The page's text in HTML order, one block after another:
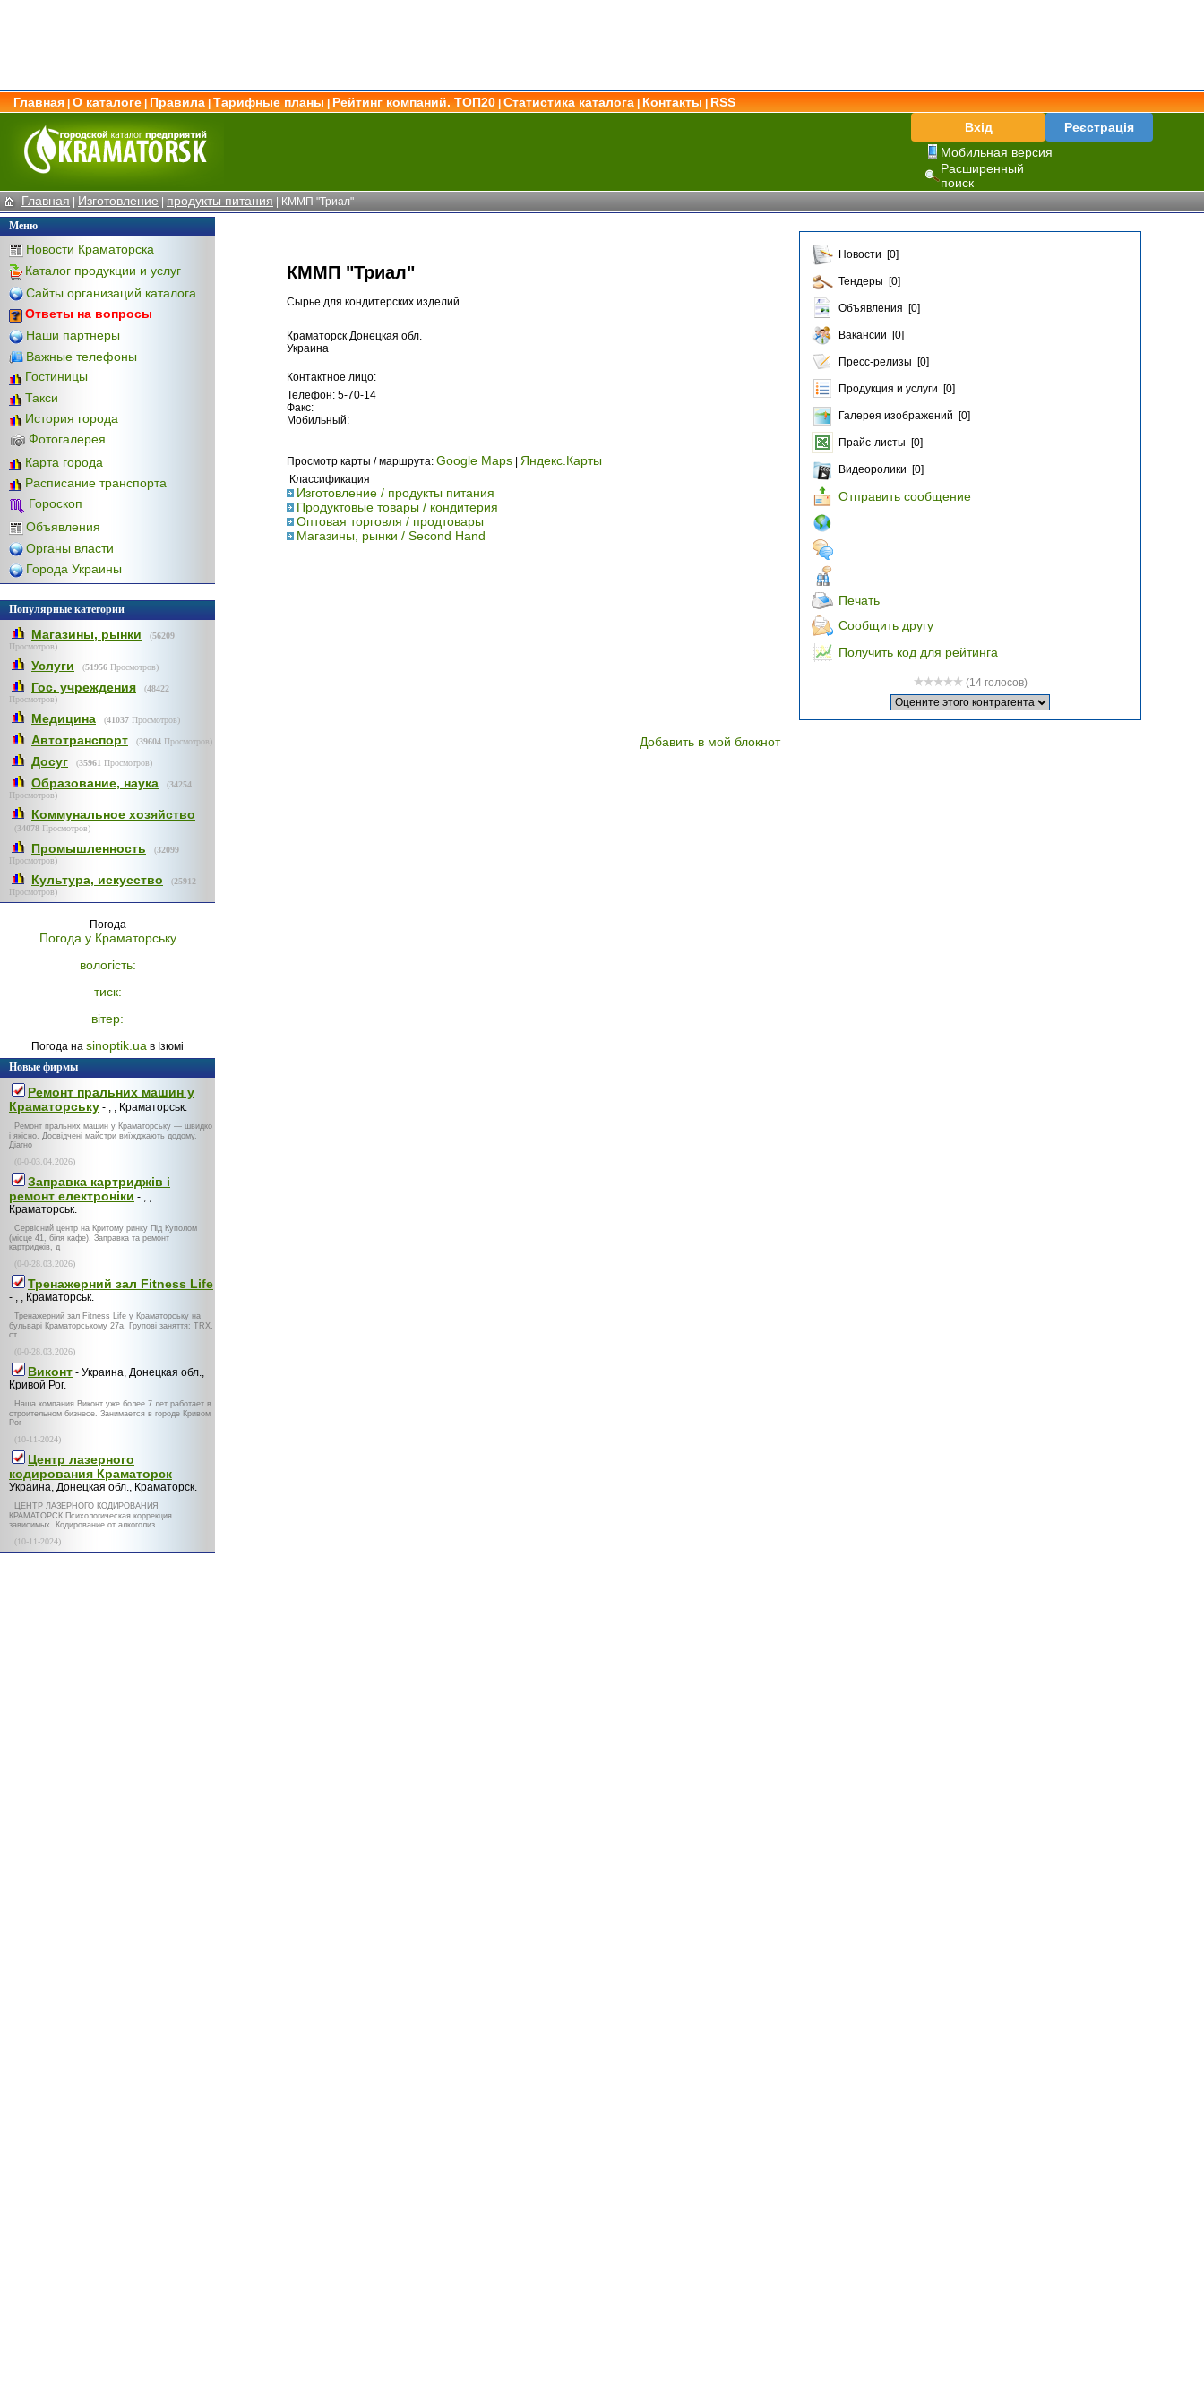
Главная О каталоге Правила Тарифные планы Рейтинг компаний. ТОП20 Статистика каталога Контакты
RSS
Вхід
Реєстрація
Мобильная версия
Расширенный
поиск
Главная | Изготовление | продукты питания | КММП "Триал"
Меню
Новости Краматорска
Каталог продукции и услуг
Сайты организаций каталога
Ответы на вопросы
Наши партнеры
Важные телефоны
Гостиницы
Такси
История города
Фотогалерея
Карта города
Расписание транспорта
Гороскоп
Объявления
Органы власти
Города Украины
Популярные категории
Магазины, рынки (56209
Просмотров)
Услуги (51956 Просмотров)
Гос. учреждения (48422
Просмотров)
Медицина (41037 Просмотров)
Автотранспорт (39604 Просмотров)
Досуг (35961 Просмотров)
Образование, наука (34254
Просмотров)
Коммунальное хозяйство
(34078 Просмотров)
Промышленность (32099
Просмотров)
Культура, искусство (25912
Просмотров)
Погода
Погода у Краматорську
вологість:
тиск:
вітер:
Погода на sinoptik.ua в Ізюмі
Новые фирмы
Ремонт пральних машин у
Краматорську - , , Краматорськ.
Ремонт пральних машин у Краматорську — швидко
і якісно. Досвідчені майстри виїжджають додому.
Діагно
(0-0-03.04.2026)
Заправка картриджів і
ремонт електроніки - , ,
Краматорськ.
Сервісний центр на Критому ринку Під Куполом
(місце 41, біля кафе). Заправка та ремонт
картриджів, д
(0-0-28.03.2026)
Тренажерний зал Fitness Life
- , , Краматорськ.
Тренажерний зал Fitness Life у Краматорську на
бульварі Краматорському 27а. Групові заняття: TRX,
ст
(0-0-28.03.2026)
Виконт - Украина, Донецкая обл.,
Кривой Рог.
Наша компания Виконт уже более 7 лет работает в
строительном бизнесе. Занимается в городе Кривом
Рог
(10-11-2024)
Центр лазерного
кодирования Краматорск -
Украина, Донецкая обл., Краматорск.
ЦЕНТР ЛАЗЕРНОГО КОДИРОВАНИЯ
КРАМАТОРСК.Психологическая коррекция
зависимых. Кодирование от алкоголиз
(10-11-2024)
КММП "Триал"
Сырье для кондитерских изделий.
Краматорск Донецкая обл.
Украина
Контактное лицо:
Телефон: 5-70-14
Факс:
Мобильный:
Просмотр карты / маршрута: Google Maps | Яндекс.Карты
Классификация
Изготовление / продукты питания
Продуктовые товары / кондитерия
Оптовая торговля / продтовары
Магазины, рынки / Second Hand
Новости [0]
Тендеры [0]
Объявления [0]
Вакансии [0]
Пресс-релизы [0]
Продукция и услуги [0]
Галерея изображений [0]
Прайс-листы [0]
Видеоролики [0]
Отправить сообщение
Печать
Сообщить другу
Получить код для рейтинга
(14 голосов)
Добавить в мой блокнот